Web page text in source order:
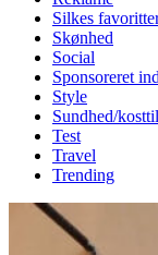
Silkes
Skønhed
Social
Sponsoreret
Style
Sundhed/
Test
Travel
Trending